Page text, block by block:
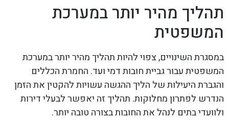
תהליך מהיר יותר במערכת
המשפטית
במסגרת השינויים, צפוי להיות תהליך מהיר יותר במערכת
המשפטית עבור גביית חובות דמי ועד. החמרת הכללים
והגברת היעילות של הליך ההגשה עשויות להקטין את הזמן
הנדרש לפתרון מחלוקות. תהליך זה יאפשר לבעלי דירות
ולוועדי בתים לנהל את החובות בצורה טובה יותר.